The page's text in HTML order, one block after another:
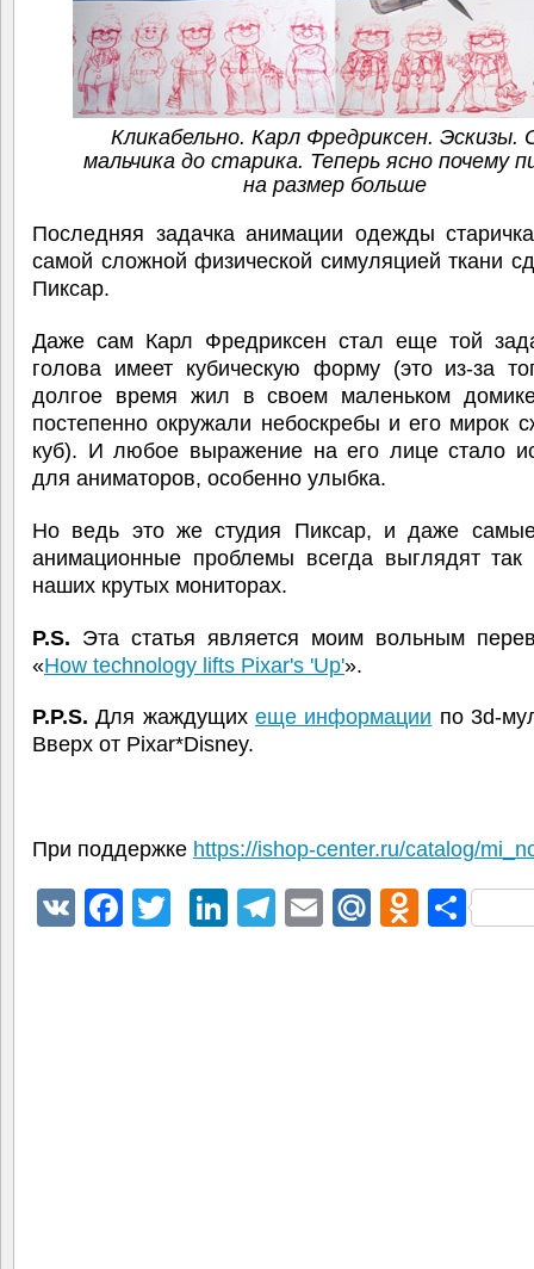
Кликабельно. Карл Фредриксен. Эскизы.
мальчика до старика. Теперь ясно почему
на размер больше
Последняя задачка анимации одежды
самой сложной физической симуляцией ткани
Пиксар.
Даже сам Карл Фредриксен стал еще той
голова имеет кубическую форму (это из-за
долгое время жил в своем маленьком
постепенно окружали небоскребы и его мирок
куб). И любое выражение на его лице стало
для аниматоров, особенно улыбка.
Но ведь это же студия Пиксар, и даже
анимационные проблемы всегда выглядят так
наших крутых мониторах.
P.S. Эта статья является моим вольным
«How technology lifts Pixar's 'Up'».
P.P.S. Для жаждущих еще информации по 3d-
Вверх от Pixar*Disney.
При поддержке https://ishop-center.ru/catalog/
VK Facebook
TwitterLinkedIn
Telegram
EmailMail.Ru